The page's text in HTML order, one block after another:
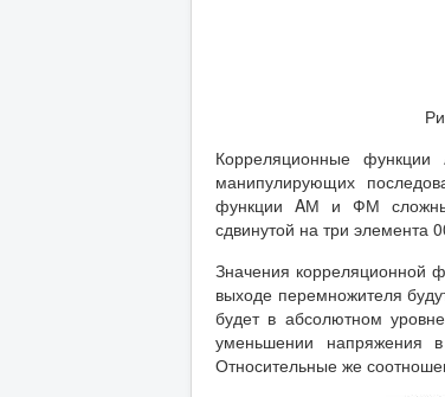
Корреляционные
манипулирующих
функции AМ и ФМ сложных
сдвинутой на три элемента
Значения корреляционной
выходе перемножителя
будет в абсолютном
уменьшении напряжения
Относительные же